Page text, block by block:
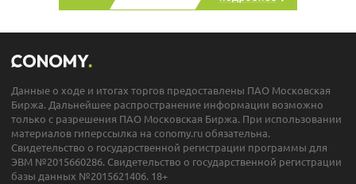
Данные о ходе и итогах торгов предоставлены ПАО Московская
Биржа. Дальнейшее распространение информации возможно
только с разрешения ПАО Московская Биржа. При использовании
материалов гиперссылка на conomy.ru обязательна.
Свидетельство о государственной регистрации программы для
ЭВМ №2015660286. Свидетельство о государственной регистрации
базы данных №2015621406. 18+